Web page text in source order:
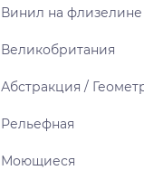
Винил на флизелине
Великобритания
Абстракция /
Рельефная
Моющиеся